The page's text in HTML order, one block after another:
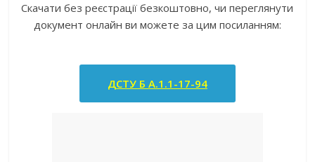
Скачати без реєстрації безкоштовно, чи переглянути
документ онлайн ви можете за цим посиланням:
ДСТУ Б А.1.1-17-94